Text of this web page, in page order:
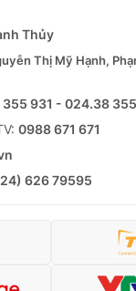
Thủy
Thị Mỹ Hạnh,
931 - 024.38
0988 671 671
626 79595